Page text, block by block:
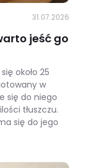
31.07.2026
jeść go
około 25
w
się do niego
tłuszczu.
się do jego